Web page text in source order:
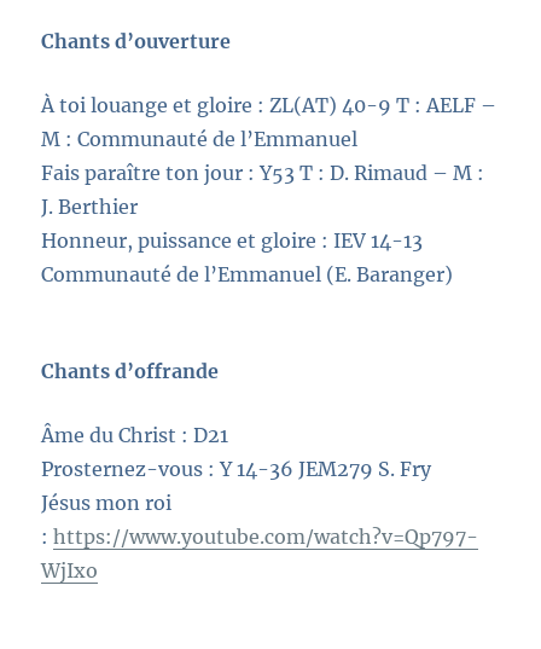
Chants d’ouverture
À toi louange et gloire : ZL(AT) 40-9 T : AELF –
M : Communauté de l’Emmanuel
Fais paraître ton jour : Y53 T : D. Rimaud – M :
J. Berthier
Honneur, puissance et gloire : IEV 14-13
Communauté de l’Emmanuel (E. Baranger)
Chants d’offrande
Âme du Christ : D21
Prosternez-vous : Y 14-36 JEM279 S. Fry
Jésus mon roi
:https://www.youtube.com/watch?v=Qp797-
WjIxo